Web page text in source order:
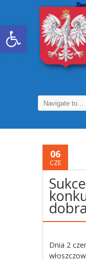
Otwórz pasek narzędzi
06
CZE
Dnia 2